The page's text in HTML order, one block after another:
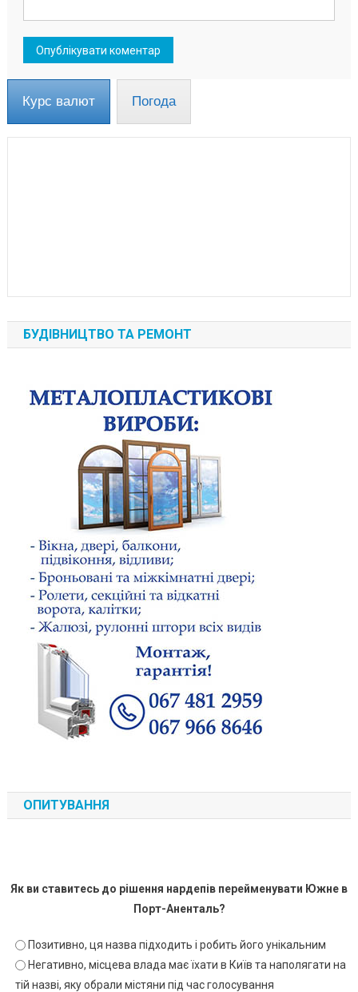
Курс валют Погода
БУДІВНИЦТВО ТА РЕМОНТ
ОПИТУВАННЯ
Як ви ставитесь до рішення нардепів перейменувати Южне в
Порт-Аненталь?
Позитивно, ця назва підходить і робить його унікальним
Негативно, місцева влада має їхати в Київ та наполягати на
тій назві, яку обрали містяни під час голосування